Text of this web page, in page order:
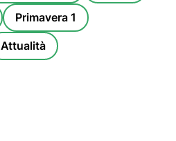
Primavera 1
Attualità